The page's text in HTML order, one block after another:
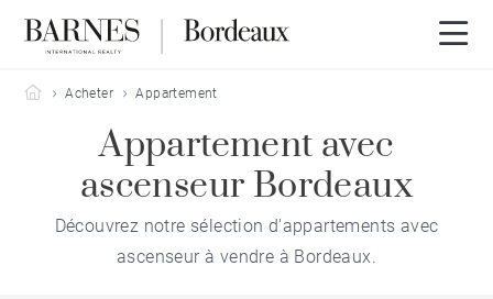
Barnes Bordeaux
Acheter Appartement
Appartement avec
ascenseur Bordeaux
Découvrez notre sélection d'appartements avec
ascenseur à vendre à Bordeaux.